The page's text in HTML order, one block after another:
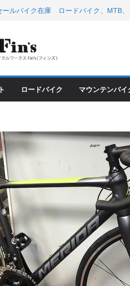
ールバイク在庫 ロードバイク、MTB、
ム！と、２０２７年モデル スコット入
YOELEO試乗会とオフ会開催！！
トが３０〜４０％OFF セール
０２６・７・１７ 現在）
】お支払いについて ＆ クロスバイク
きました人気商品ピックアップ！
ロードバイク マウンテンバイ